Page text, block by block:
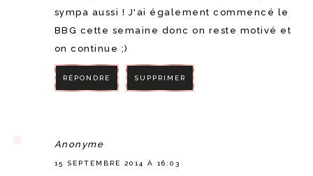
sympa aussi ! J'ai également commencé le
BBG cette semaine donc on reste motivé et
on continue ;)
RÉPONDRE SUPPRIMER
Anonyme
15 SEPTEMBRE 2014 À 16:03